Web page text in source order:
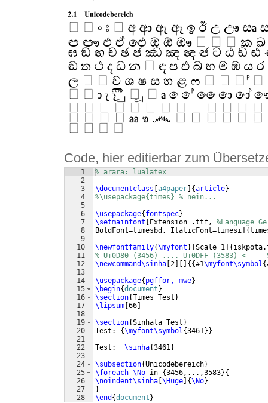
Code, hier editierbar zum
1
2
3
4
5
6
7
8
9
10
11
12
13
14
15
16
17
18
19
20
21
22
23
24
25
26
27
28
% arara: lualatex
\documentclass a4paper {article}
%\usepackage{times} % nein...
\usepackage{ fontspec}
\setmainfont
Extension=.ttf,
BoldFont=timesbd, ItalicFont=timesi {
\newfontfamily{\myfont } Scale=1 {
% U+0D80 (3456) .... U+0DFF (3583)
\newcommand\sinha 2 {{#1\myfont\symbol{
\usepackage{ pgffor, mwe}
\begin{document }
\section{Times Test }
\lipsum 66
\section{Sinhala Test }
Test: {\myfont\symbol{3461}}
Test: \sinha{3461}
\subsection{Unicodebereich}
\foreach \No in {3456,...,3583}{
\noindent\sinha \Huge {\No}
}
\end {document }